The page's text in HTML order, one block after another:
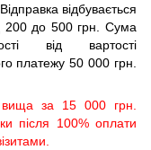
відбувається
200 до 500 грн. Сума
від вартості
платежу 50 000 грн.
за 15 000 грн.
після 100% оплати